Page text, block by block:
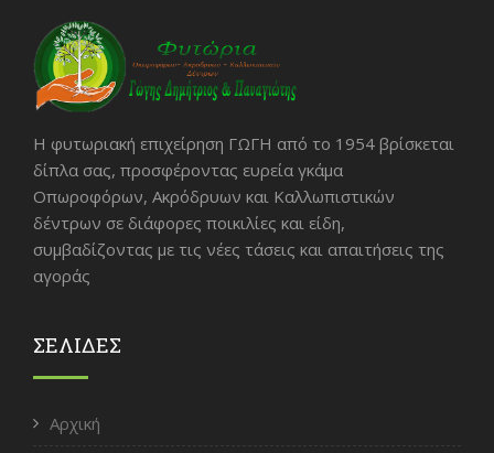
Η φυτωριακή επιχείρηση ΓΩΓΗ από το 1954 βρίσκεται
δίπλα σας, προσφέροντας ευρεία γκάμα
Οπωροφόρων, Ακρόδρυων και Καλλωπιστικών
δέντρων σε διάφορες ποικιλίες και είδη,
συμβαδίζοντας με τις νέες τάσεις και απαιτήσεις της
αγοράς
ΣΕΛΙΔΕΣ
Αρχική